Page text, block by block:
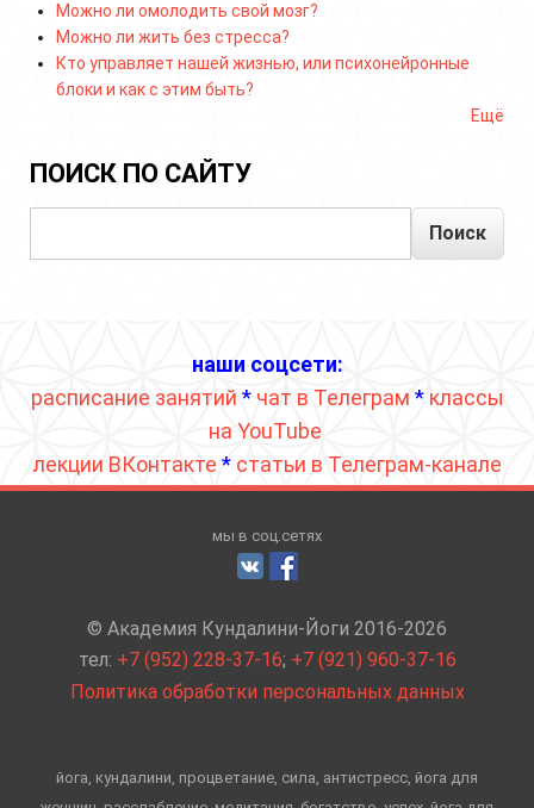
Можно ли омолодить свой мозг?
Можно ли жить без стресса?
Кто управляет нашей жизнью, или психонейронные
блоки и как с этим быть?
Ещё
ПОИСК ПО САЙТУ
наши соцсети:
расписание занятий * чат в Телеграм * классы
на YouTube
лекции ВКонтакте * статьи в Телеграм-канале
мы в соц.сетях
© Академия Кундалини-Йоги 2016-2026
тел: +7 (952) 228-37-16; +7 (921) 960-37-16
Политика обработки персональных данных
йога, кундалини, процветание, сила, антистресс, йога для